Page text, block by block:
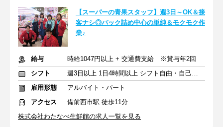
【スーパーの青果スタッフ】週3日～OK＆接
客ナシ◎パック詰め中心の単純＆モクモク作
業♪
給与
時給1047円以上 + 交通費支給 ※賞与年2回
シフト
週3日以上 1日4時間以上 シフト自由・自己申告
雇用形態
アルバイト・パート
アクセス
備前西市駅 徒歩11分
株式会社わたなべ生鮮館の求人一覧を見る